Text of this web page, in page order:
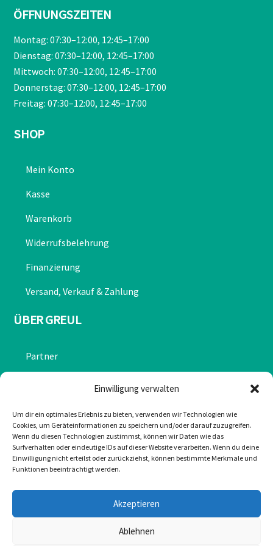
Einwilligung verwalten
Um dir ein optimales Erlebnis zu bieten, verwenden wir Technologien wie
Cookies, um Geräteinformationen zu speichern und/oder darauf zuzugreifen.
Wenn du diesen Technologien zustimmst, können wir Daten wie das
Surfverhalten oder eindeutige IDs auf dieser Website verarbeiten. Wenn du deine
Einwilligung nicht erteilst oder zurückziehst, können bestimmte Merkmale und
Funktionen beeinträchtigt werden.
Akzeptieren
Ablehnen
ÖFFNUNGSZEITEN
Montag: 07:30–12:00, 12:45–17:00
Dienstag: 07:30–12:00, 12:45–17:00
Mittwoch: 07:30–12:00, 12:45–17:00
Donnerstag: 07:30–12:00, 12:45–17:00
Freitag: 07:30–12:00, 12:45–17:00
SHOP
Mein Konto
Kasse
Warenkorb
Widerrufsbelehrung
Finanzierung
Versand, Verkauf & Zahlung
ÜBER GREUL
Partner
Impressum
Cookie-Richtlinie (EU)
Mail: office@greulonline.at